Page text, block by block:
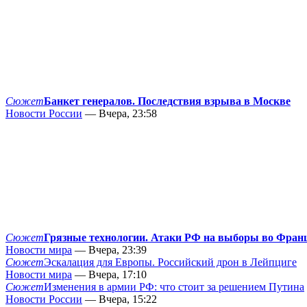
СюжетБанкет генералов. Последствия взрыва в Москве
Новости России — Вчера, 23:58
СюжетГрязные технологии. Атаки РФ на выборы во
Новости мира — Вчера, 23:39
СюжетЭскалация для Европы. Российский дрон в Лейпциге
Новости мира — Вчера, 17:10
СюжетИзменения в армии РФ: что стоит за решением Путина
Новости России — Вчера, 15:22